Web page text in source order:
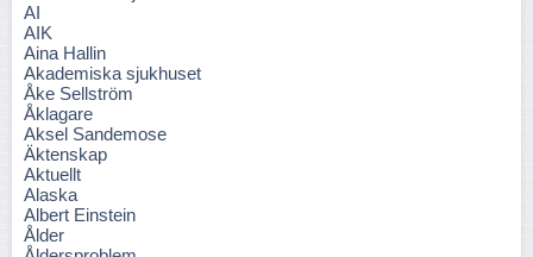
AI
AIK
Aina Hallin
Akademiska sjukhuset
Åke Sellström
Åklagare
Aksel Sandemose
Äktenskap
Aktuellt
Alaska
Albert Einstein
Ålder